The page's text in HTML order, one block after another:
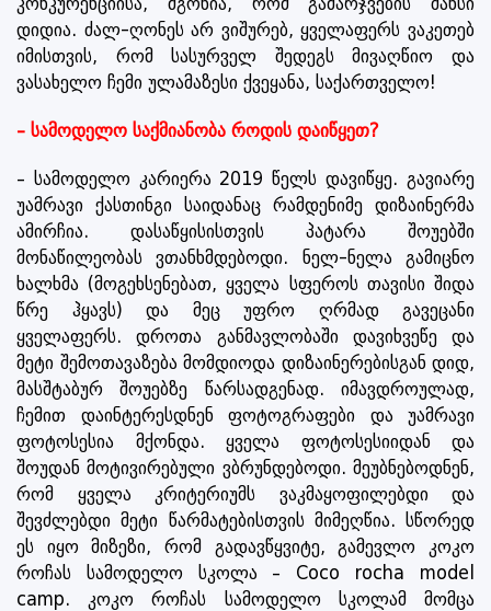
დიდია. ძალ-ღონეს არ ვიშურებ, ყველაფერს ვაკეთებ
იმისთვის, რომ სასურველ შედეგს მივაღწიო და
ვასახელო ჩემი ულამაზესი ქვეყანა, საქართველო!
– სამოდელო საქმიანობა როდის დაიწყეთ?
– სამოდელო კარიერა 2019 წელს დავიწყე. გავიარე
უამრავი ქასთინგი საიდანაც რამდენიმე დიზაინერმა
ამირჩია. დასაწყისისთვის პატარა შოუებში
მონაწილეობას ვთანხმდებოდი. ნელ-ნელა გამიცნო
ხალხმა (მოგეხსენებათ, ყველა სფეროს თავისი შიდა
წრე ჰყავს) და მეც უფრო ღრმად გავეცანი
ყველაფერს. დროთა განმავლობაში დავიხვეწე და
მეტი შემოთავაზება მომდიოდა დიზაინერებისგან დიდ,
მასშტაბურ შოუებზე წარსადგენად. იმავდროულად,
ჩემით დაინტერესდნენ ფოტოგრაფები და უამრავი
ფოტოსესია მქონდა. ყველა ფოტოსესიიდან და
შოუდან მოტივირებული ვბრუნდებოდი. მეუბნებოდნენ,
რომ ყველა კრიტერიუმს ვაკმაყოფილებდი და
შევძლებდი მეტი წარმატებისთვის მიმეღწია. სწორედ
ეს იყო მიზეზი, რომ გადავწყვიტე, გამევლო კოკო
როჩას სამოდელო სკოლა – Coco rocha model
camp. კოკო როჩას სამოდელო სკოლამ მომცა